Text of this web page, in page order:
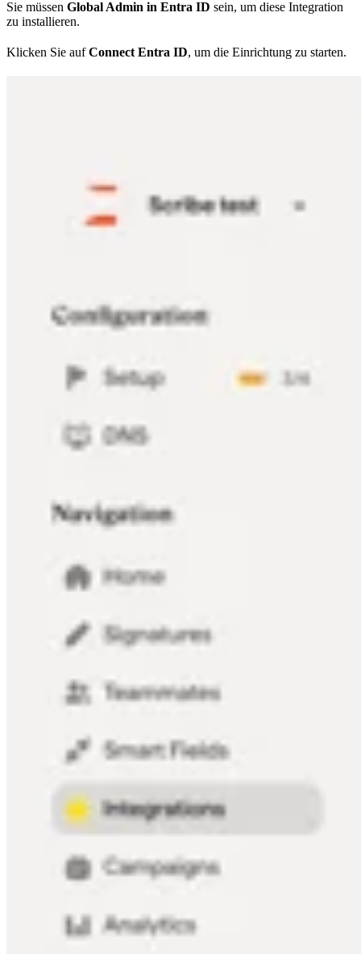
Sie müssen Global Admin in Entra ID sein, um diese Integration
zu installieren.
Klicken Sie aufConnect Entra ID, um die Einrichtung zu starten.